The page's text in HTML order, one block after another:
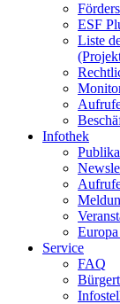
ESF
Lis­te
In­fo­thek
Ser­vice
FAQ